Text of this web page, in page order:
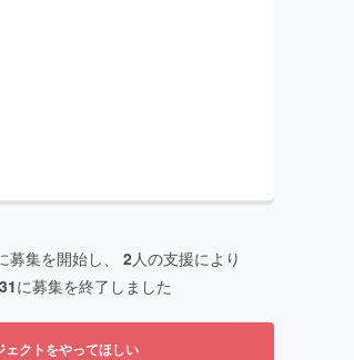
募集を開始し、 2人の支援により
に募集を終了しました
ェクトをやってほしい